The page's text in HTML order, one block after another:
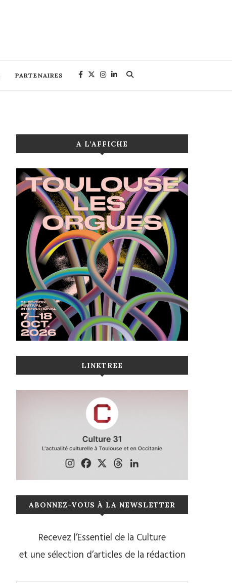
PARTENAIRES
A L’AFFICHE
LINKTREE
ABONNEZ-VOUS À LA NEWSLETTER
Recevez l’Essentiel de la Culture
et une sélection d’articles de la rédaction